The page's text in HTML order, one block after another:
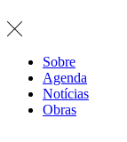
Sobre
Agenda
Notícias
Obras